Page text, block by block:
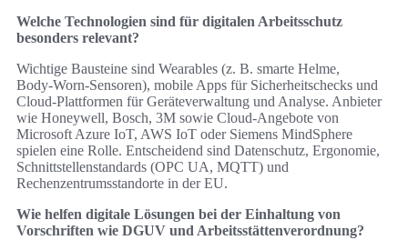
Welche Technologien sind für digitalen Arbeitsschutz
besonders relevant?
Wichtige Bausteine sind Wearables (z. B. smarte Helme,
Body‑Worn‑Sensoren), mobile Apps für Sicherheitschecks und
Cloud‑Plattformen für Geräteverwaltung und Analyse. Anbieter
wie Honeywell, Bosch, 3M sowie Cloud‑Angebote von
Microsoft Azure IoT, AWS IoT oder Siemens MindSphere
spielen eine Rolle. Entscheidend sind Datenschutz, Ergonomie,
Schnittstellenstandards (OPC UA, MQTT) und
Rechenzentrumsstandorte in der EU.
Wie helfen digitale Lösungen bei der Einhaltung von
Vorschriften wie DGUV und Arbeitsstättenverordnung?